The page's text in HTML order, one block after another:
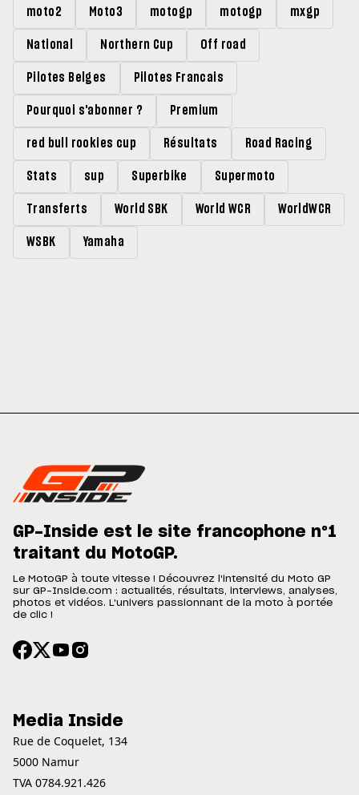
moto2 Moto3 motogp motogp mxgp
National Northern Cup Off road
Pilotes Belges Pilotes Francais
Pourquoi s'abonner ? Premium
red bull rookies cup Résultats Road Racing
Stats sup Superbike Supermoto
Transferts World SBK World WCR WorldWCR
WSBK Yamaha
GP-Inside est le site francophone n°1
traitant du MotoGP.
Le MotoGP à toute vitesse ! Découvrez l'intensité du Moto GP
sur GP-Inside.com : actualités, résultats, interviews, analyses,
photos et vidéos. L'univers passionnant de la moto à portée
de clic !
Media Inside
Rue de Coquelet, 134
5000 Namur
TVA 0784.921.426